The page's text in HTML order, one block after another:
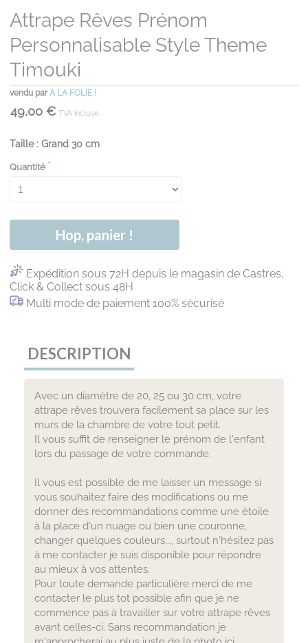
Attrape Rêves Prénom
Personnalisable Style Theme
Timouki
vendu parA LA FOLIE !
49,00 € TVA incluse
Taille : Grand 30 cm
Quantité
Hop, panier !
Expédition sous 72H depuis le magasin de Castres,
Click & Collect sous 48H
Multi mode de paiement 100% sécurisé
DESCRIPTION
Avec un diamètre de 20, 25 ou 30 cm, votre
attrape rêves trouvera facilement sa place sur les
murs de la chambre de votre tout petit.
Il vous suffit de renseigner le prénom de l'enfant
lors du passage de votre commande.
Il vous est possible de me laisser un message si
vous souhaitez faire des modifications ou me
donner des recommandations comme une étoile
à la place d'un nuage ou bien une couronne,
changer quelques couleurs..., surtout n'hésitez pas
à me contacter je suis disponible pour répondre
au mieux à vos attentes.
Pour toute demande particulière merci de me
contacter le plus tot possible afin que je ne
commence pas à travailler sur votre attrape rêves
avant celles-ci. Sans recommandation je